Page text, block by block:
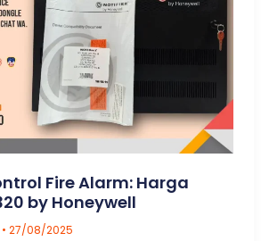
Fire Alarm: Harga
by Honeywell
• 27/08/2025